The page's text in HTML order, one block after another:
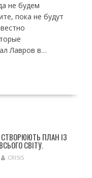
не будем
пока не будут
Лавров в…
СТВОРЮЮТЬ ПЛАН ІЗ
СВІТУ.
CRISIS